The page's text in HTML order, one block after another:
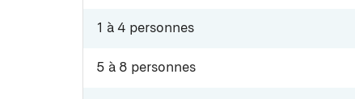
1 à 4 personnes
5 à 8 personnes